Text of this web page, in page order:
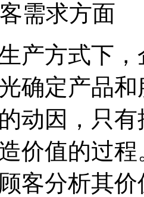
需求方面
方式下，
确定产品
动因，只
价值的过
客分析其